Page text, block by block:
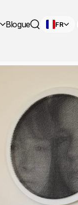
Blogue
FR